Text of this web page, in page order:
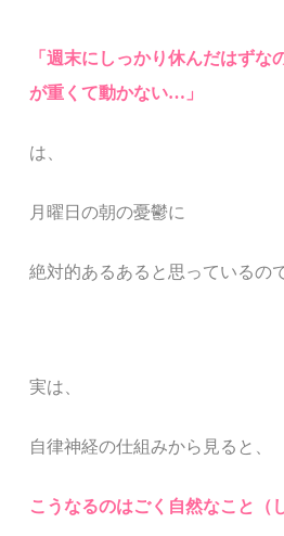
「週末にしっかり休んだはずな
が重くて動かない…」
は、
月曜日の朝の憂鬱に
絶対的あるあると思っているの
実は、
自律神経の仕組みから見ると、
こうなるのはごく自然なこと（